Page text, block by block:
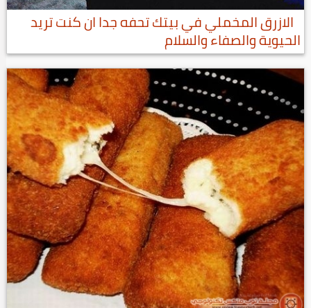
الازرق المخملي في بيتك تحفه جدا ان كنت تريد
الحيوية والصفاء والسلام